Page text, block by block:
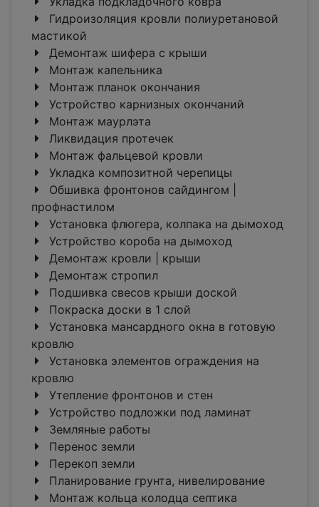
Гидроизоляция кровли полиуретановой
мастикой
Демонтаж шифера с крыши
Монтаж капельника
Монтаж планок окончания
Устройство карнизных окончаний
Монтаж маурлэта
Ликвидация протечек
Монтаж фальцевой кровли
Укладка композитной черепицы
Обшивка фронтонов сайдингом |
профнастилом
Установка флюгера, колпака на дымоход
Устройство короба на дымоход
Демонтаж кровли | крыши
Демонтаж стропил
Подшивка свесов крыши доской
Покраска доски в 1 слой
Установка мансардного окна в готовую
кровлю
Установка элементов ограждения на
кровлю
Утепление фронтонов и стен
Устройство подложки под ламинат
Земляные работы
Перенос земли
Перекоп земли
Планирование грунта, нивелирование
Монтаж кольца колодца септика